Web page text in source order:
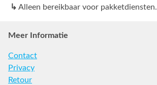
↳ Alleen bereikbaar voor pakketdiensten.
Meer Informatie
Contact
Privacy
Retour